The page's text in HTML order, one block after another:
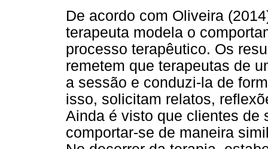
De acordo com Oliveira
terapeuta modela o
processo terapêutico. Os
remetem que terapeutas de
a sessão e conduzi-la de
isso, solicitam relatos,
Ainda é visto que clientes de
comportar-se de maneira